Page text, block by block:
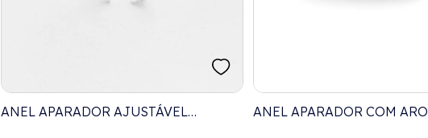
ANEL APARADOR AJUSTÁVEL
ANEL APARADOR COM